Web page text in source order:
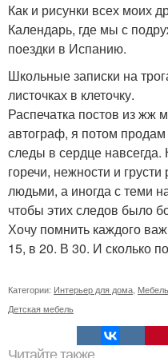
Как и рисунки всех моих
Календарь, где мы с
поездки в Испанию.
Школьные записки на
листочках в клеточку.
Распечатка постов из жж
автограф, я потом
следы в сердце
горечи, нежности и
людьми, а иногда с теми
чтобы этих следов было
Хочу помнить каждого
15, в 20. В 30. И сколько
Категории: Интерьер для дома
Детская мебель
Читайте также